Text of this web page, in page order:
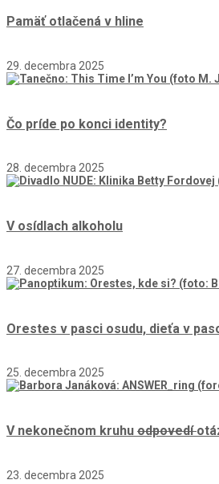
Pamäť otlačená v hline
29. decembra 2025
Čo príde po konci identity?
28. decembra 2025
V osídlach alkoholu
27. decembra 2025
Orestes v pasci osudu, dieťa v
25. decembra 2025
V nekonečnom kruhu odpovedí
23. decembra 2025